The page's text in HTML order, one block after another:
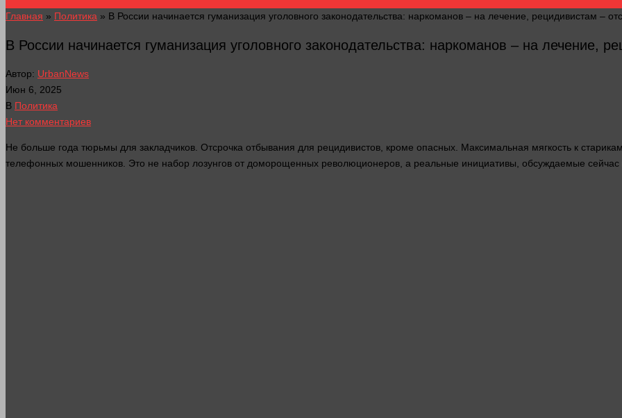
Главная » Политика » В России начинается гуманизация уголовного законодательства: наркоманов – на лечение, рецидивистам –
В России начинается гуманизация уголовного законодательства: наркоманов – на лечение,
Автор: UrbanNews
Июн 6, 2025
В Политика
Нет комментариев
Не больше года тюрьмы для закладчиков. Отсрочка отбывания для рецидивистов, кроме опасных. Максимальная мягкость к
телефонных мошенников. Это не набор лозунгов от доморощенных революционеров, а реальные инициативы, обсуждаемые сейчас